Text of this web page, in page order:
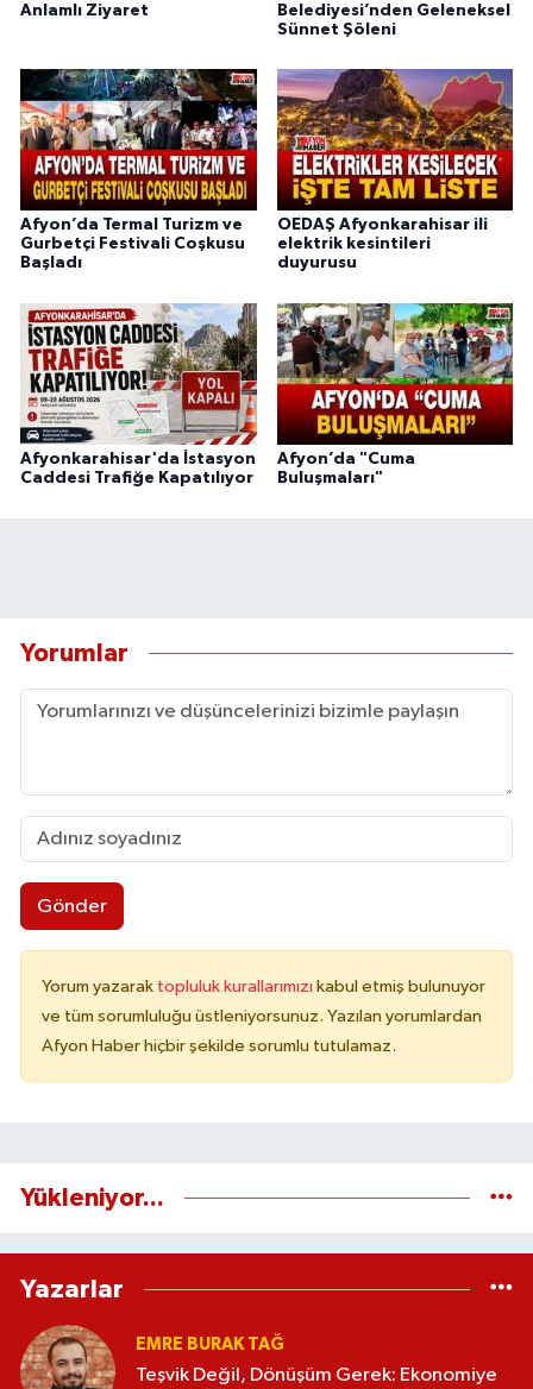
Anlamlı Ziyaret
Belediyesi’nden Geleneksel
Sünnet Şöleni
Afyon’da Termal Turizm ve
Gurbetçi Festivali Coşkusu
Başladı
OEDAŞ Afyonkarahisar ili
elektrik kesintileri
duyurusu
Afyonkarahisar'da İstasyon
Caddesi Trafiğe Kapatılıyor
Afyon’da "Cuma
Buluşmaları"
Yorumlar
Gönder
Yorum yazarak topluluk kurallarımızı kabul etmiş bulunuyor
ve tüm sorumluluğu üstleniyorsunuz. Yazılan yorumlardan
Afyon Haber hiçbir şekilde sorumlu tutulamaz.
Yükleniyor...
Yazarlar
EMRE BURAK TAĞ
Teşvik Değil, Dönüşüm Gerek: Ekonomiye